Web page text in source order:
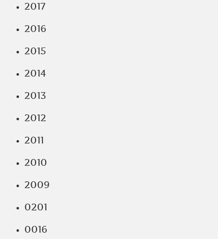
2017
2016
2015
2014
2013
2012
2011
2010
2009
0201
0016